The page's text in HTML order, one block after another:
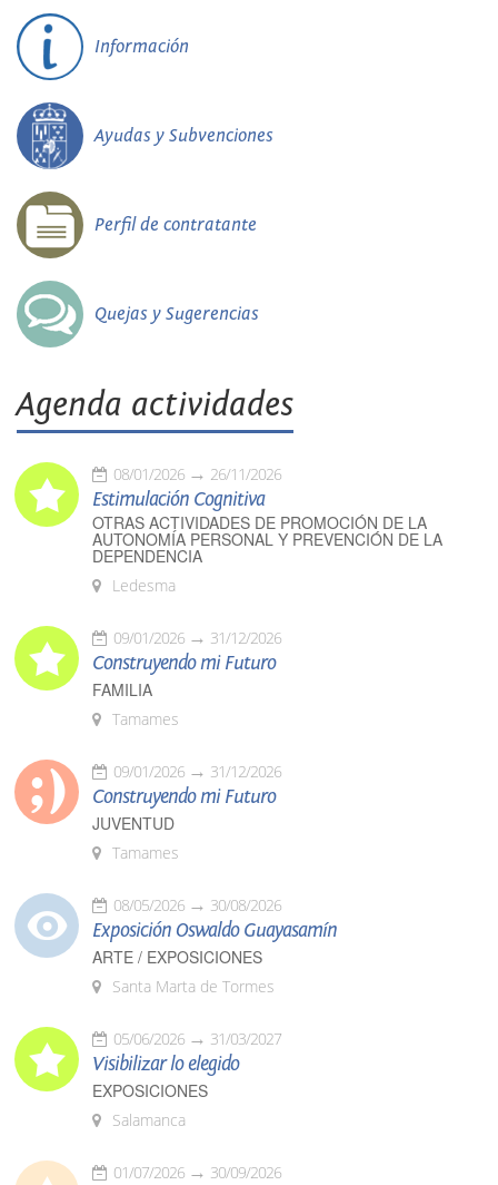
Información
Ayudas y Subvenciones
Perfil de contratante
Quejas y Sugerencias
Agenda actividades
08/01/2026 26/11/2026
Estimulación Cognitiva
OTRAS ACTIVIDADES DE PROMOCIÓN DE LA
AUTONOMÍA PERSONAL Y PREVENCIÓN DE LA
DEPENDENCIA
Ledesma
09/01/2026 31/12/2026
Construyendo mi Futuro
FAMILIA
Tamames
09/01/2026 31/12/2026
Construyendo mi Futuro
JUVENTUD
Tamames
08/05/2026 30/08/2026
Exposición Oswaldo Guayasamín
ARTE / EXPOSICIONES
Santa Marta de Tormes
05/06/2026 31/03/2027
Visibilizar lo elegido
EXPOSICIONES
Salamanca
01/07/2026 30/09/2026